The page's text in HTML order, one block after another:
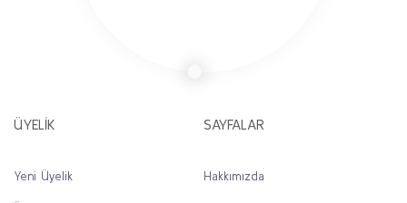
ÜYELİK
Yeni Üyelik
SAYFALAR
Hakkımızda